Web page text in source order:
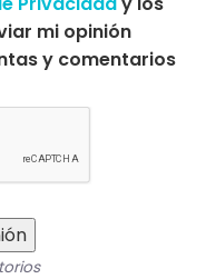
mi opinión
y comentarios